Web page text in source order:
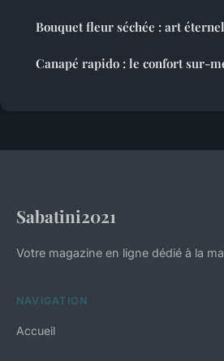
Bouquet fleur séchée : art
Canapé rapido : le confort sur-
Sabatini2021
Votre magazine en ligne dédié à la
NAVIGATION
Accueil